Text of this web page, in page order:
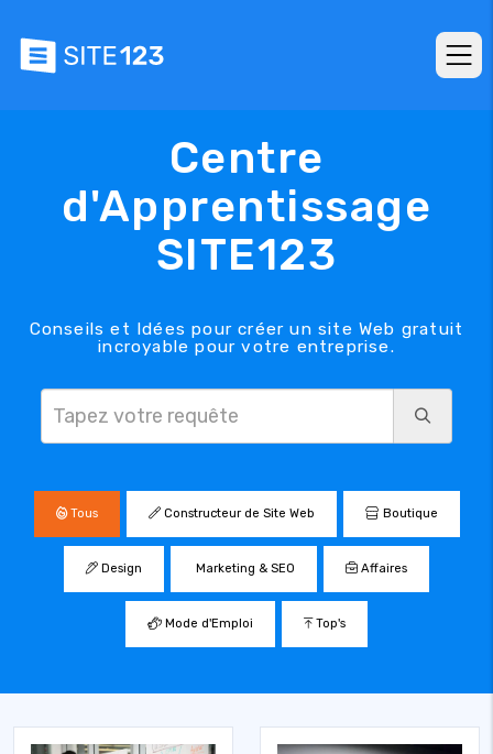
Centre
d'Apprentissage
SITE123
Conseils et Idées pour créer un site Web gratuit
incroyable pour votre entreprise.
Tous Constructeur de Site Web Boutique
Design Marketing & SEO Affaires
Mode d'Emploi Top's